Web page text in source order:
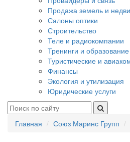
Продажа земель и
Салоны оптики
Строительство
Теле и радиокомпании
Тренинги и образование
Туристические и
Финансы
Экология и утилизация
Юридические услуги
Главная Союз Маринс Групп